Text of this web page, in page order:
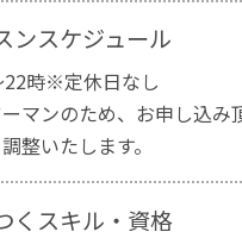
ンスケジュール
22時※定休日なし
マンのため、お申し込み
整いたします。
くスキル・資格